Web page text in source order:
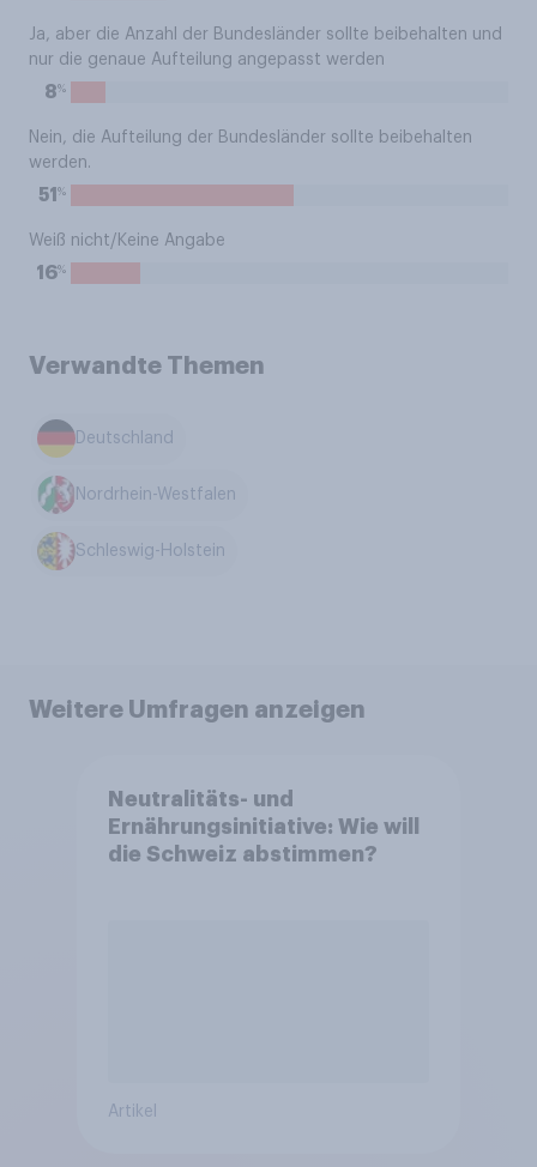
Ja, aber die Anzahl der Bundesländer sollte beibehalten und
nur die genaue Aufteilung angepasst werden
8%
Nein, die Aufteilung der Bundesländer sollte beibehalten
werden.
51 %
Weiß nicht/Keine Angabe
16%
Verwandte Themen
Deutschland
Nordrhein-Westfalen
Schleswig-Holstein
Weitere Umfragen anzeigen
Neutralitäts- und
Ernährungsinitiative: Wie will
die Schweiz abstimmen?
Artikel